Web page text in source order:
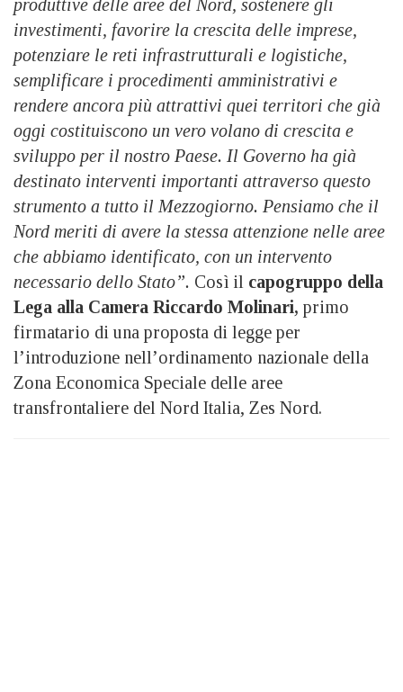
produttive delle aree del Nord, sostenere gli
investimenti, favorire la crescita delle imprese,
potenziare le reti infrastrutturali e logistiche,
semplificare i procedimenti amministrativi e
rendere ancora più attrattivi quei territori che già
oggi costituiscono un vero volano di crescita e
sviluppo per il nostro Paese. Il Governo ha già
destinato interventi importanti attraverso questo
strumento a tutto il Mezzogiorno. Pensiamo che il
Nord meriti di avere la stessa attenzione nelle aree
che abbiamo identificato, con un intervento
necessario dello Stato”. Così il capogruppo della
Lega alla Camera Riccardo Molinari, primo
firmatario di una proposta di legge per
l’introduzione nell’ordinamento nazionale della
Zona Economica Speciale delle aree
transfrontaliere del Nord Italia, Zes Nord.